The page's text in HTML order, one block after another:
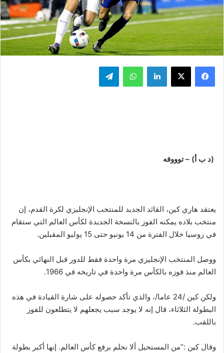
فيسبوك ‫X لينكدإن واتساب تيلقرام
(د ب أ) – توووفه
يعتقد هاري كين، القائد الجديد للمنتخب الإنجليزي لكرة القدم، إن
منتخب بلاده يمكنه الفوز بالنسخة الجديدة لكأس العالم التي ستقام
في روسيا خلال الفترة من 14 يونيو حتى 15 يوليو المقبلين.
ووصل المنتخب الإنجليزي مرة واحدة فقط للدور قبل النهائي بكأس
العالم منذ فوزه بالكأس مرة واحدة في تاريخه في 1966.
ولكن كين /24 عاما/، والذي تأكد حصوله على شارة القيادة في هذه
البطولة الثلاثاء، قال إنه لا يوجد سبب يجعلهم لا يتطلعون للفوز
باللقب.
وقال كين :”من المستحيل ألا نحلم برفع كأس العالم. إنها أكبر بطولة